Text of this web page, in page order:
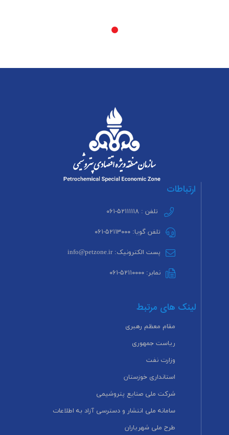
ارتباطات
تلفن : ۵۲۱۱۱۱۱۸-۰۶۱
تلفن گویا: ۵۲۱۱۳۰۰۰-۰۶۱
پست الکترونیک: info@petzone.ir
نمابر: ۵۲۱۱۰۰۰۰-۰۶۱
لینک های مرتبط
مقام معظم رهبری
ریاست جمهوری
وزارت نفت
استانداری خوزستان
شرکت ملی صنایع پتروشیمی
سامانه ملی انتشار و دسترسی آزاد به اطلاعات
طرح ملی شهریاران